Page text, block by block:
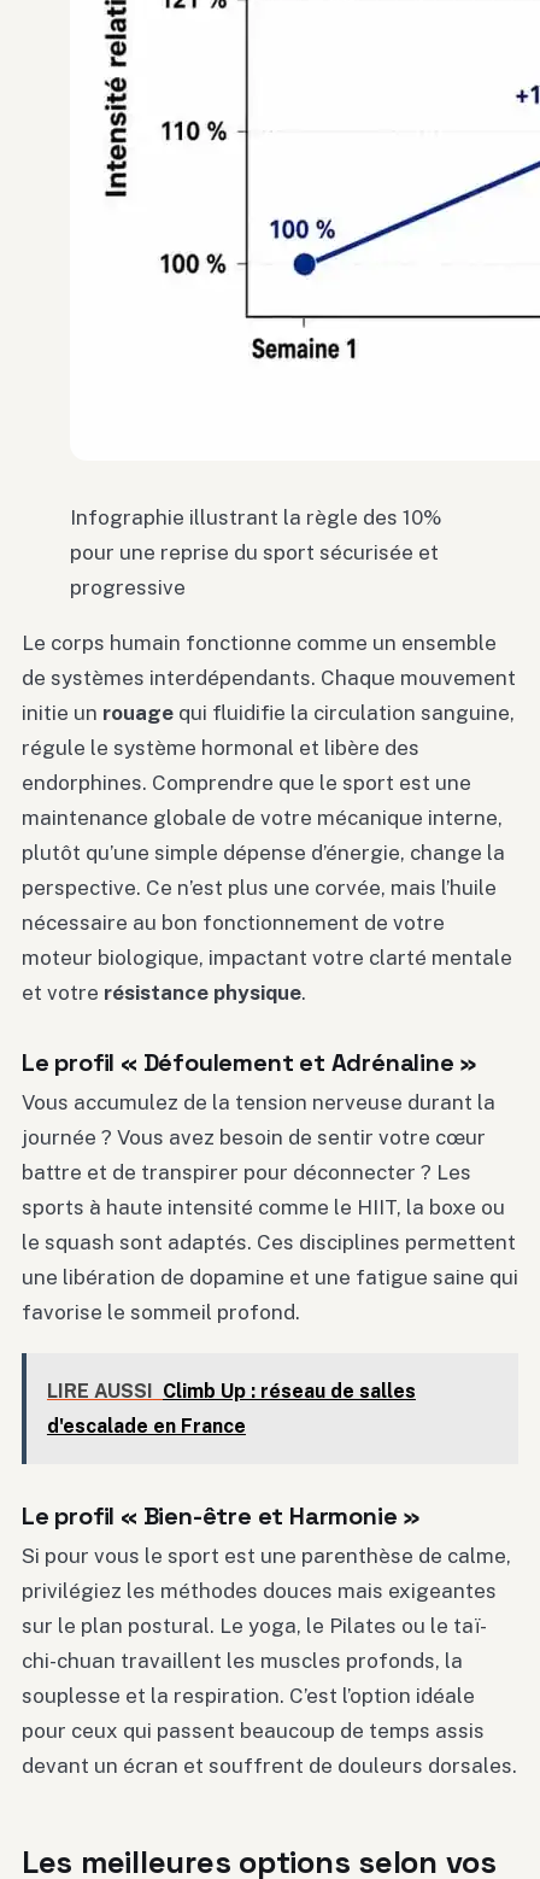
Infographie illustrant la règle des 10%
pour une reprise du sport sécurisée et
progressive
Le corps humain fonctionne comme un ensemble
de systèmes interdépendants. Chaque mouvement
initie un rouage qui fluidifie la circulation sanguine,
régule le système hormonal et libère des
endorphines. Comprendre que le sport est une
maintenance globale de votre mécanique interne,
plutôt qu’une simple dépense d’énergie, change la
perspective. Ce n’est plus une corvée, mais l’huile
nécessaire au bon fonctionnement de votre
moteur biologique, impactant votre clarté mentale
et votre résistance physique.
Le profil « Défoulement et Adrénaline »
Vous accumulez de la tension nerveuse durant la
journée ? Vous avez besoin de sentir votre cœur
battre et de transpirer pour déconnecter ? Les
sports à haute intensité comme le HIIT, la boxe ou
le squash sont adaptés. Ces disciplines permettent
une libération de dopamine et une fatigue saine qui
favorise le sommeil profond.
LIRE AUSSI Climb Up : réseau de salles
d'escalade en France
Le profil « Bien-être et Harmonie »
Si pour vous le sport est une parenthèse de calme,
privilégiez les méthodes douces mais exigeantes
sur le plan postural. Le yoga, le Pilates ou le taï-
chi-chuan travaillent les muscles profonds, la
souplesse et la respiration. C’est l’option idéale
pour ceux qui passent beaucoup de temps assis
devant un écran et souffrent de douleurs dorsales.
Les meilleures options selon vos